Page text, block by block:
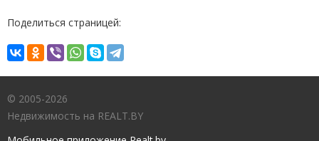
Поделиться страницей:
© 2005-2026
Недвижимость на REALT.BY